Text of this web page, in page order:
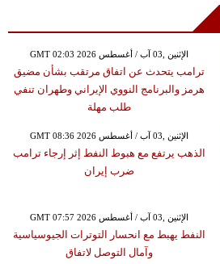
GMT 02:03 2026 الإثنين ,03 آب / أغسطس
ترامب يتحدث عن اتفاق مرتقب بشأن مضيق
هرمز والبرنامج النووي الإيراني وطهران تنفي
طلب مهلة
GMT 08:36 2026 الإثنين ,03 آب / أغسطس
الذهب يرتفع مع هبوط النفط إثر إرجاء ترامب
ضرب إيران
GMT 07:57 2026 الإثنين ,03 آب / أغسطس
النفط يهبط مع انحسار التوترات الجيوسياسية
وآمال التوصل لاتفاق